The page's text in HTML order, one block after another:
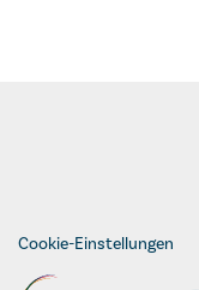
Cookie-Einstellungen